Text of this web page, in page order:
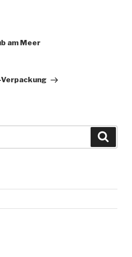
am Meer